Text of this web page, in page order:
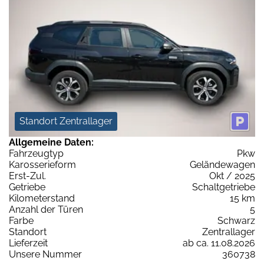
Standort Zentrallager
Allgemeine Daten:
Fahrzeugtyp
Pkw
Karosserieform
Geländewagen
Erst-Zul.
Okt / 2025
Getriebe
Schaltgetriebe
Kilometerstand
15 km
Anzahl der Türen
5
Farbe
Schwarz
Standort
Zentrallager
Lieferzeit
ab ca. 11.08.2026
Unsere Nummer
360738